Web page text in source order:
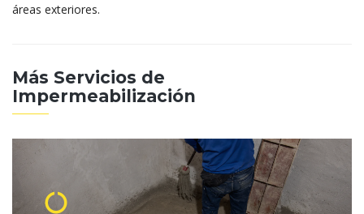
áreas exteriores.
Más Servicios de
Impermeabilización